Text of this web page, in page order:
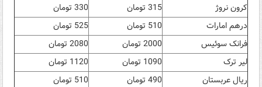
کرون نروژ
315 تومان
330 تومان
درهم امارات
510 تومان
525 تومان
فرانک سوئیس
2000 تومان
2080 تومان
لیر ترک
1090 تومان
1120 تومان
ریال عربستان
490 تومان 510 تومان